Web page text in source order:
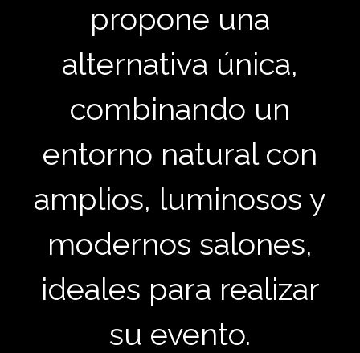
propone una
alternativa única,
combinando un
entorno natural con
amplios, luminosos y
modernos salones,
ideales para realizar
su evento.